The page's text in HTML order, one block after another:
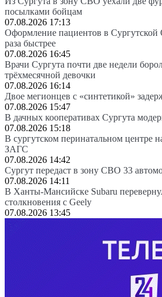
посылками бойцам
07.08.2026 17:13
Оформление пациентов в Сургутской
раза быстрее
07.08.2026 16:45
Врачи Сургута почти две недели
трёхмесячной девочки
07.08.2026 16:14
Двое мегионцев с «синтетикой»
07.08.2026 15:47
В дачных кооперативах Сургута
07.08.2026 15:18
В сургутском перинатальном центре
ЗАГС
07.08.2026 14:42
Сургут передаст в зону СВО 33
07.08.2026 14:11
В Ханты-Мансийске Subaru
столкновения с Geely
07.08.2026 13:45